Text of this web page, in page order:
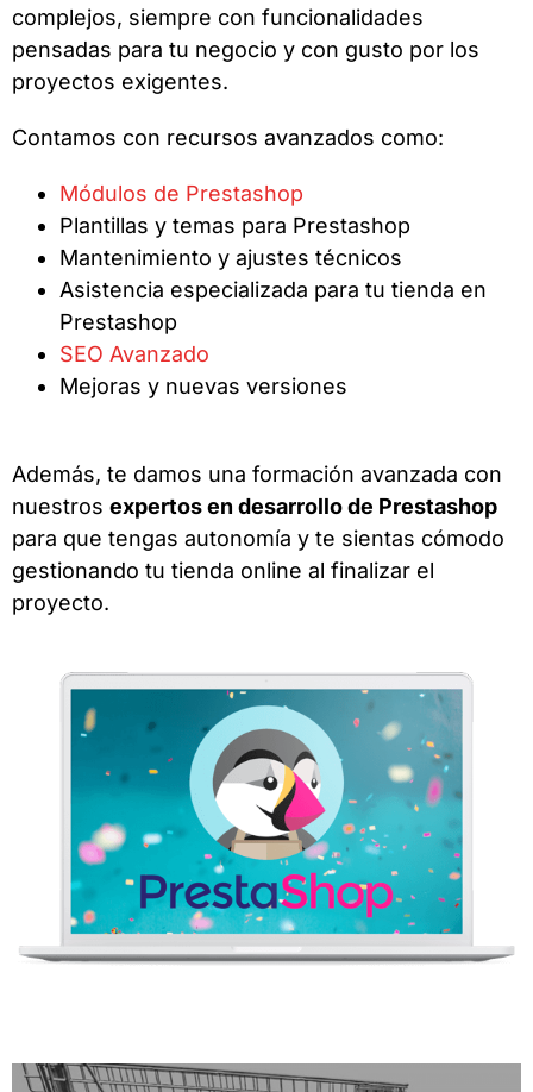
complejos, siempre con funcionalidades
pensadas para tu negocio y con gusto por los
proyectos exigentes.
Contamos con recursos avanzados como:
Módulos de Prestashop
Plantillas y temas para Prestashop
Mantenimiento y ajustes técnicos
Asistencia especializada para tu tienda en
Prestashop
SEO Avanzado
Mejoras y nuevas versiones
Además, te damos una formación avanzada con
nuestros expertos en desarrollo de Prestashop
para que tengas autonomía y te sientas cómodo
gestionando tu tienda online al finalizar el
proyecto.